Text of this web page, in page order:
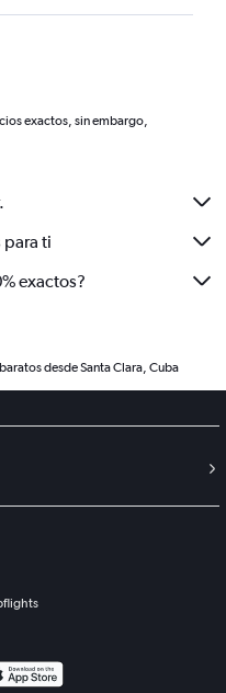
exactos, sin embargo,
ti
exactos?
desde Santa Clara, Cuba